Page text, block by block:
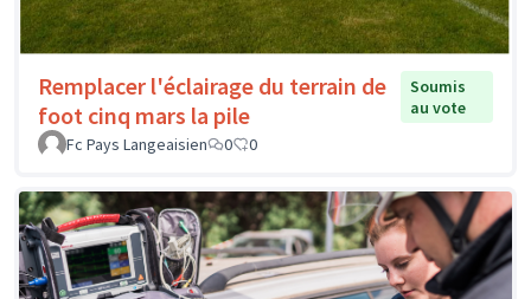
Remplacer l'éclairage du terrain de
foot cinq mars la pile
Soumis
au vote
Fc Pays Langeaisien
0 0